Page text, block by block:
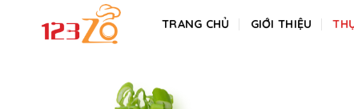
TRANG CHỦ GIỚI THIỆU